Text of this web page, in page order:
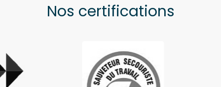
Nos certifications